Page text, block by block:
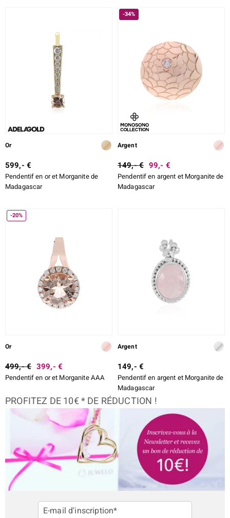
Or
599,- €
Pendentif en or et Morganite de
Madagascar
-34%
Argent
149,- € 99,- €
Pendentif en argent et Morganite de
Madagascar
-20%
Or
499,- € 399,- €
Pendentif en or et Morganite AAA
Argent
149,- €
Pendentif en argent et Morganite de
Madagascar
PROFITEZ DE 10€ * DE RÉDUCTION !
E-mail d'inscription*